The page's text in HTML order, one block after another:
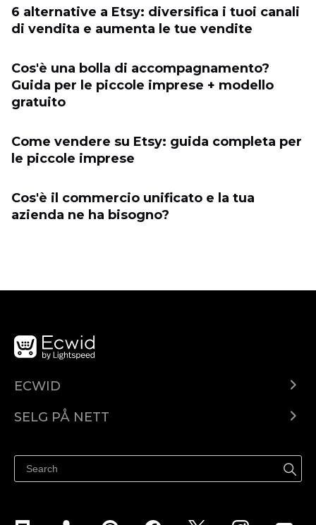
6 alternative a Etsy: diversifica i tuoi canali
di vendita e aumenta le tue vendite
Cos'è una bolla di accompagnamento?
Guida per le piccole imprese + modello
gratuito
Come vendere su Etsy: guida completa per
le piccole imprese
Cos'è il commercio unificato e la tua
azienda ne ha bisogno?
ECWID
Pris
SELG PÅ NETT
Selg på Facebook
Selg på Instagram